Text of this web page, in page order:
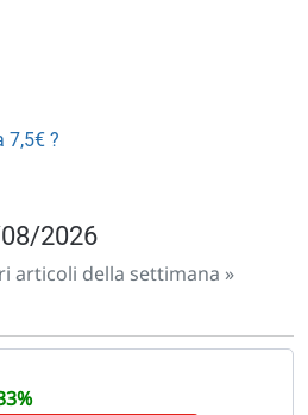
7,5€ ?
2026
articoli della settimana »